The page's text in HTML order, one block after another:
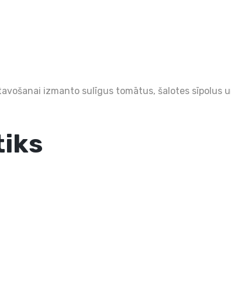
izmanto sulīgus tomātus, šalotes sīpolus